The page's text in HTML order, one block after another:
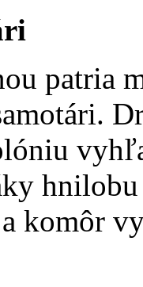
patria
komôr